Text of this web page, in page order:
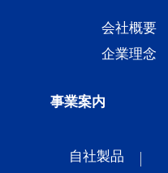
会社概要
企業理念
事業案内
自社製品